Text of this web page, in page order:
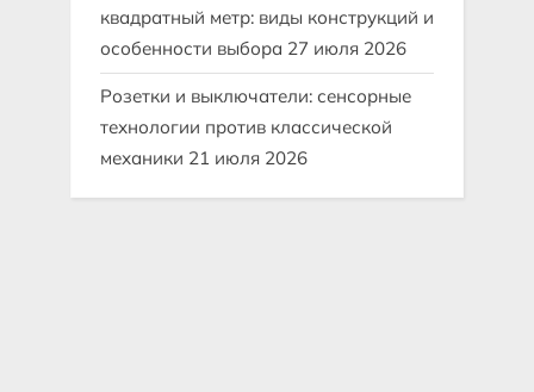
квадратный метр: виды конструкций и
особенности выбора 27 июля 2026
Розетки и выключатели: сенсорные
технологии против классической
механики 21 июля 2026